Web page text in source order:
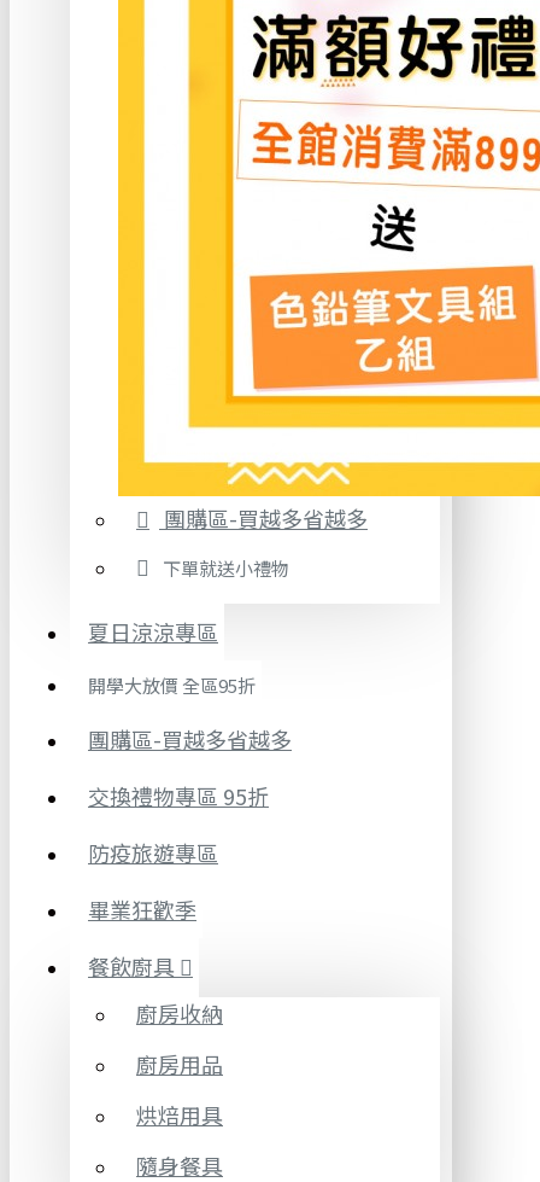
團購區-買越多省越多
下單就送小禮物
夏日涼涼專區
開學大放價 全區95折
團購區-買越多省越多
交換禮物專區 95折
防疫旅遊專區
畢業狂歡季
餐飲廚具
廚房收納
廚房用品
烘焙用具
隨身餐具